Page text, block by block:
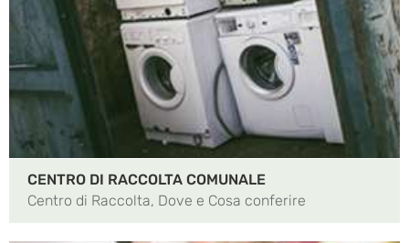
CENTRO DI RACCOLTA COMUNALE
Centro di Raccolta, Dove e Cosa conferire